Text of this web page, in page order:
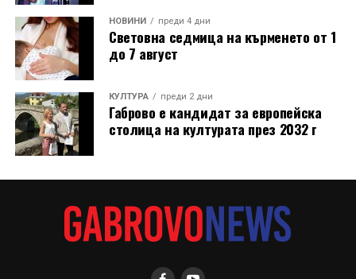
НОВИНИ преди 4 дни
Световна седмица на кърменето от 1
до 7 август
КУЛТУРА преди 2 дни
Габрово е кандидат за европейска
столица на културата през 2032 г